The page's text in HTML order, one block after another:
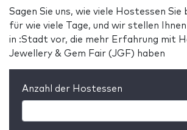
Sagen Sie uns, wie viele Hostessen Sie
für wie viele Tage, und wir stellen
in :Stadt vor, die mehr Erfahrung mit
Jewellery & Gem Fair (JGF) haben
Anzahl der Hostessen